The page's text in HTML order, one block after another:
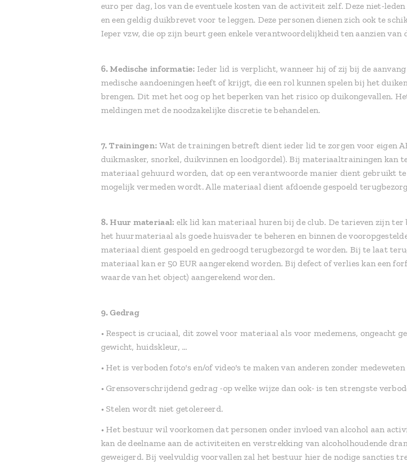
euro per dag, los van de eventuele kosten van de activiteit zelf. Deze niet-
en een geldig duikbrevet voor te leggen. Deze personen dienen zich ook te
Ieper vzw, die op zijn beurt geen enkele verantwoordelijkheid ten aanzien van
6. Medische informatie: Ieder lid is verplicht, wanneer hij of zij bij de
medische aandoeningen heeft of krijgt, die een rol kunnen spelen bij het
brengen. Dit met het oog op het beperken van het risico op duikongevallen.
meldingen met de noodzakelijke discretie te behandelen.
7. Trainingen: Wat de trainingen betreft dient ieder lid te zorgen voor eigen
duikmasker, snorkel, duikvinnen en loodgordel). Bij materiaaltrainingen kan
materiaal gehuurd worden, dat op een verantwoorde manier dient gebruikt
mogelijk vermeden wordt. Alle materiaal dient afdoende gespoeld
8. Huur materiaal: elk lid kan materiaal huren bij de club. De tarieven zijn
het huurmateriaal als goede huisvader te beheren en binnen de
materiaal dient gespoeld en gedroogd terugbezorgd te worden. Bij te laat
materiaal kan er 50 EUR aangerekend worden. Bij defect of verlies kan een
waarde van het object) aangerekend worden.
9. Gedrag
• Respect is cruciaal, dit zowel voor materiaal als voor medemens, ongeacht
gewicht, huidskleur, …
• Het is verboden foto's en/of video's te maken van anderen zonder
• Grensoverschrijdend gedrag -op welke wijze dan ook- is ten strengste
• Stelen wordt niet getolereerd.
• Het bestuur wil voorkomen dat personen onder invloed van alcohol aan
kan de deelname aan de activiteiten en verstrekking van alcoholhoudende
geweigerd. Bij veelvuldig voorvallen zal het bestuur hier de nodige sancties